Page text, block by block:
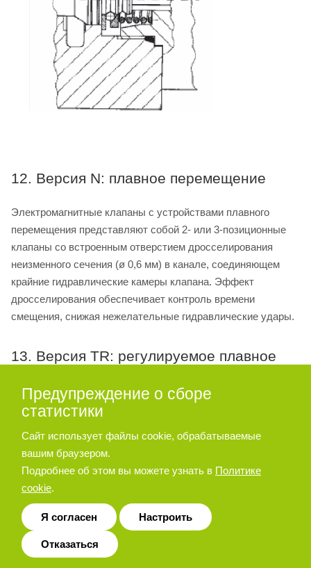
12. Версия N: плавное перемещение
Электромагнитные клапаны с устройствами плавного
перемещения представляют собой 2- или 3-позиционные
клапаны со встроенным отверстием дросселирования
неизменного сечения (ø 0,6 мм) в канале, соединяющем
крайние гидравлические камеры клапана. Эффект
дросселирования обеспечивает контроль времени
смещения, снижая нежелательные гидравлические удары.
13. Версия TR: регулируемое плавное
В клапанах версии TR отверстие неизменного сечения
спечивающим точную и надежную настройку времени
перемещения золотника. Для увеличения диаметра
дросселирования (и, следовательно, времени
перемещения), поверните по часовой стрелке
регулировочный винт (шпонка CH 3 мм), сначала ослабив
зажимную гайку (шпонка CH 10 мм).
Предупреждение о сборе
статистики
Сайт использует файлы cookie, обрабатываемые
вашим браузером.
Подробнее об этом вы можете узнать в Политике
cookie.
Я согласен Настроить
Отказаться